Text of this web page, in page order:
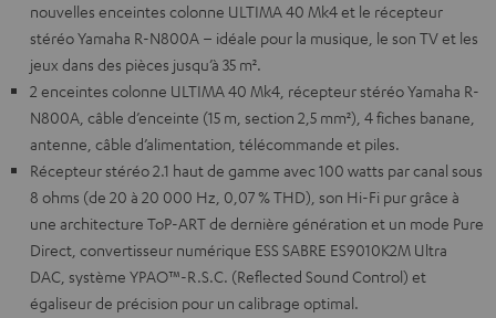
nouvelles enceintes colonne ULTIMA 40 Mk4 et le récepteur
stéréo Yamaha R-N800A – idéale pour la musique, le son TV et les
jeux dans des pièces jusqu’à 35 m².
2 enceintes colonne ULTIMA 40 Mk4, récepteur stéréo Yamaha R-
N800A, câble d’enceinte (15 m, section 2,5 mm²), 4 fiches banane,
antenne, câble d’alimentation, télécommande et piles.
Récepteur stéréo 2.1 haut de gamme avec 100 watts par canal sous
8 ohms (de 20 à 20 000 Hz, 0,07 % THD), son Hi-Fi pur grâce à
une architecture ToP-ART de dernière génération et un mode Pure
Direct, convertisseur numérique ESS SABRE ES9010K2M Ultra
DAC, système YPAO™-R.S.C. (Reflected Sound Control) et
égaliseur de précision pour un calibrage optimal.